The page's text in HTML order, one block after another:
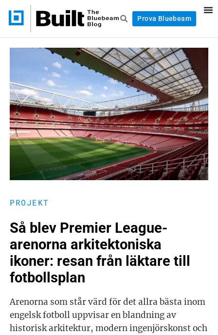
Prova Bluebeam
PROJEKT
Så blev Premier League-
arenorna arkitektoniska
ikoner: resan från läktare till
fotbollsplan
Arenorna som står värd för det allra bästa inom
engelsk fotboll uppvisar en blandning av
historisk arkitektur, modern ingenjörskonst och